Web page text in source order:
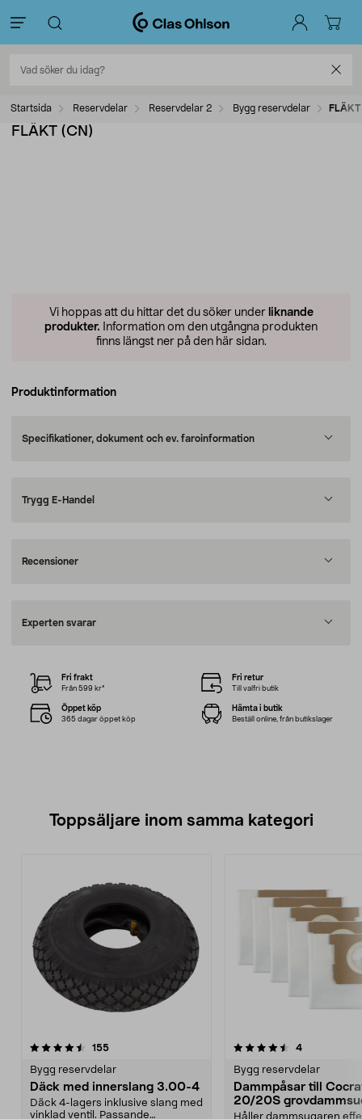
Startsida Reservdelar Reservdelar 2 Bygg reservdelar
FLÄKT (CN)
Vi hoppas att du hittar det du söker under liknande
produkter. Information om den utgångna produkten
finns längst ner på den här sidan.
Produktinformation
Specifikationer, dokument och ev. faroinformation
Trygg E-Handel
Recensioner
Experten svarar
Fri frakt
Från 599 kr*
Fri retur
Till valfri butik
Öppet köp
365 dagar öppet köp
Hämta i butik
Beställ online, från butikslager
Toppsäljare inom samma kategori
155recensioner
Bygg reservdelar
Däck med innerslang 3.00-4
Däck 4-lagers inklusive slang med
vinklad ventil. Passande
4.5 av 5 stjärnor 4recensioner
Bygg reservdelar
Dammpåsar till
20/20S
5-pack
5.0 av 5 stjärnor